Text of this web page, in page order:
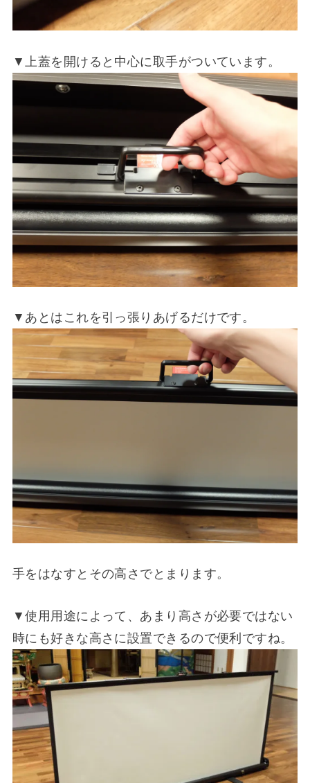
▼上蓋を開けると中心に取手がついています。
▼あとはこれを引っ張りあげるだけです。
手をはなすとその高さでとまります。
▼使用用途によって、あまり高さが必要ではない
時にも好きな高さに設置できるので便利ですね。